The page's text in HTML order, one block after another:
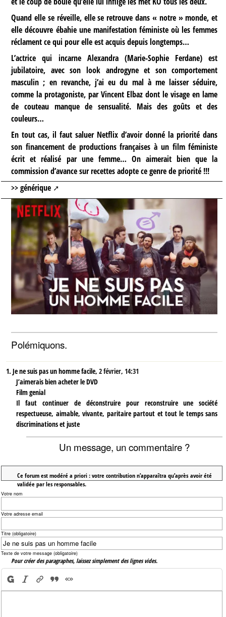
Quand elle se réveille, elle se retrouve dans « notre » monde, et
elle découvre ébahie une manifestation féministe où les femmes
réclament ce qui pour elle est acquis depuis longtemps…
L’actrice qui incarne Alexandra (Marie-Sophie Ferdane) est
jubilatoire, avec son look androgyne et son comportement
masculin ; en revanche, j’ai eu du mal à me laisser séduire,
comme la protagoniste, par Vincent Elbaz dont le visage en lame
de couteau manque de sensualité. Mais des goûts et des
couleurs…
En tout cas, il faut saluer Netflix d’avoir donné la priorité dans
son financement de productions françaises à un film féministe
écrit et réalisé par une femme… On aimerait bien que la
commission d’avance sur recettes adopte ce genre de priorité !!!
>> générique
Polémiquons.
1. Je ne suis pas un homme facile,2 février, 14:31
J’aimerais bien acheter le DVD
Film genial
Il faut continuer de déconstruire pour reconstruire une société
respectueuse, aimable, vivante, paritaire partout et tout le temps sans
discriminations et juste
Un message, un commentaire ?
Ce forum est modéré a priori : votre contribution n’apparaîtra qu’après avoir été
validée par les responsables.
Votre nom
Votre adresse email
Titre (obligatoire)
Texte de votre message (obligatoire)
Pour créer des paragraphes, laissez simplement des lignes vides.